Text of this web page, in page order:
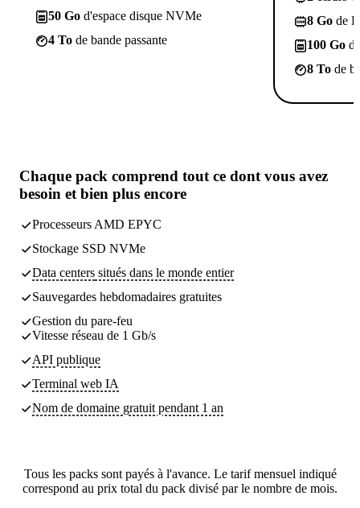
50 Go d'espace disque NVMe
4 To de bande passante
8 Go de
100 Go
8 To de
Chaque pack comprend tout ce dont vous avez
besoin et bien plus encore
Processeurs AMD EPYC
Stockage SSD NVMe
Data centers situés dans le monde entier
Sauvegardes hebdomadaires gratuites
Gestion du pare-feu
Vitesse réseau de 1 Gb/s
API publique
Terminal web IA
Nom de domaine gratuit pendant 1 an
Tous les packs sont payés à l'avance. Le tarif mensuel indiqué
correspond au prix total du pack divisé par le nombre de mois.